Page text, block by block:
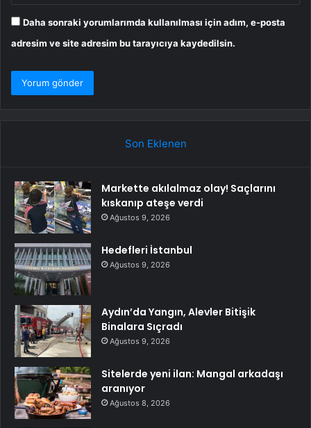
Daha sonraki yorumlarımda kullanılması için adım, e-posta
adresim ve site adresim bu tarayıcıya kaydedilsin.
Son Eklenen
Markette akılalmaz olay! Saçlarını
kıskanıp ateşe verdi
Ağustos 9, 2026
Hedefleri İstanbul
Ağustos 9, 2026
Aydın’da Yangın, Alevler Bitişik
Binalara Sıçradı
Ağustos 9, 2026
Sitelerde yeni ilan: Mangal arkadaşı
aranıyor
Ağustos 8, 2026